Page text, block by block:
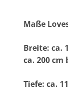
Maße
Breite: ca.
ca. 200 cm
Tiefe: ca.